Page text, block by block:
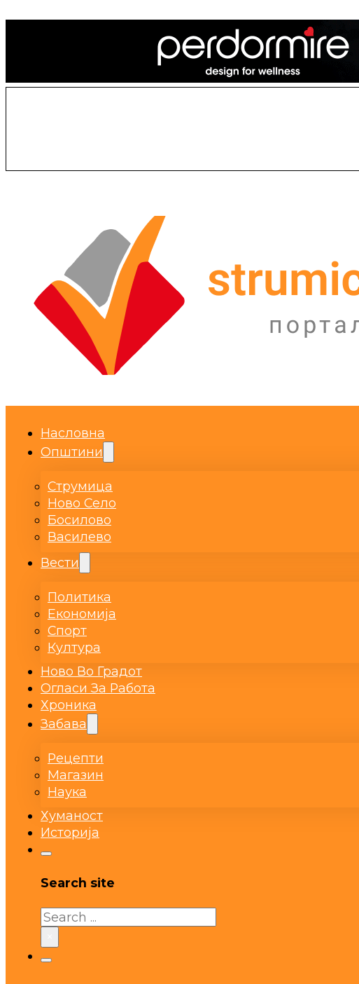
Насловна
Општини
Струмица
Ново Село
Босилово
Василево
Вести
Политика
Економија
Спорт
Култура
Ново Во Градот
Огласи За Работа
Хроника
Забава
Рецепти
Магазин
Наука
Хуманост
Историја
Search site
Search